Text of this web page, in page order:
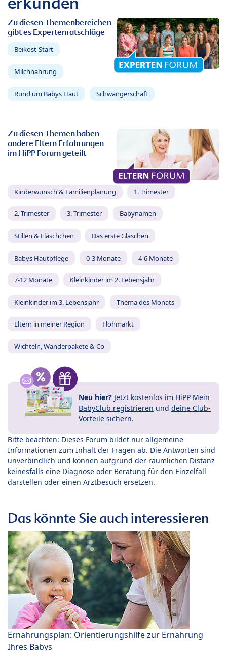
Zu diesen Themenbereichen
gibt es Expertenratschläge
Beikost-Start
Milchnahrung
Rund um Babys Haut Schwangerschaft
Zu diesen Themen haben
andere Eltern Erfahrungen
im HiPP Forum geteilt
Kinderwunsch & Familienplanung 1. Trimester
2. Trimester 3. Trimester Babynamen
Stillen & Fläschchen Das erste Gläschen
Babys Hautpflege 0-3 Monate 4-6 Monate
7-12 Monate Kleinkinder im 2. Lebensjahr
Kleinkinder im 3. Lebensjahr Thema des Monats
Eltern in meiner Region Flohmarkt
Wichteln, Wanderpakete & Co
Neu hier? Jetzt kostenlos im HiPP Mein
BabyClub registrieren und deine Club-
Vorteile sichern.
Bitte beachten: Dieses Forum bildet nur allgemeine
Informationen zum Inhalt der Fragen ab. Die Antworten sind
unverbindlich und können aufgrund der räumlichen Distanz
keinesfalls eine Diagnose oder Beratung für den Einzelfall
darstellen oder einen Arztbesuch ersetzen.
Das könnte Sie auch interessieren
Ernährungsplan: Orientierungshilfe zur Ernährung
Ihres Babys